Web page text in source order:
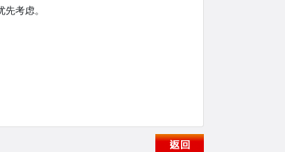
考虑。